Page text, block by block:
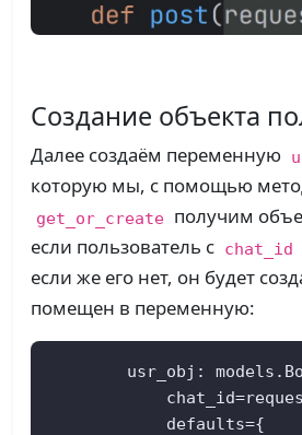
Создание объекта
Далее создаём переменную
которую мы, с помощью
get_or_create
получим
если пользователь с chat_id
если же его нет, он будет
помещен в переменную:
usr_obj:
            defaults={